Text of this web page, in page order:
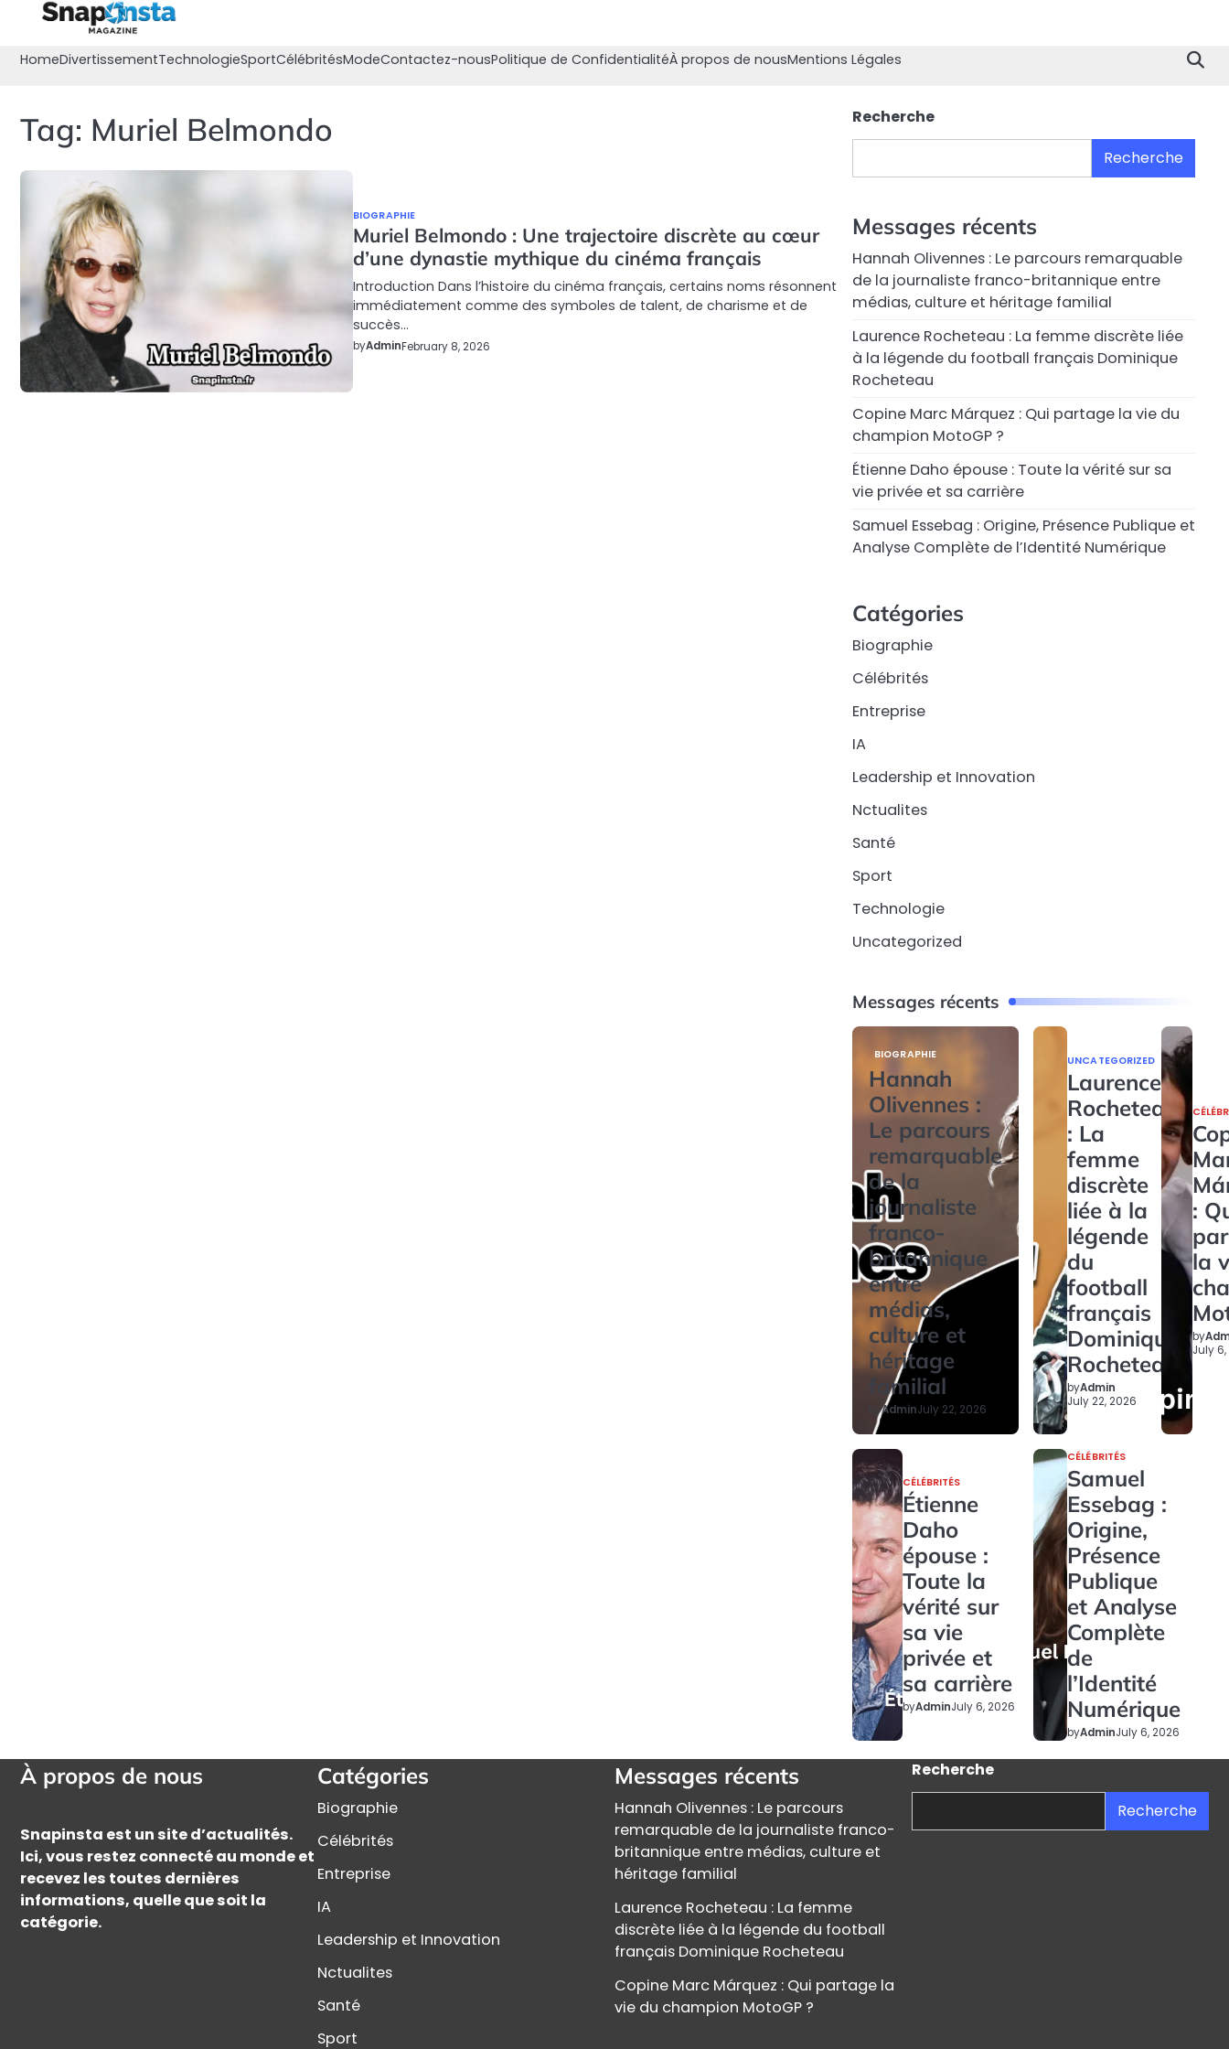
content
HomeDivertissementTechnologieSportCélébritésModeContactez-nousPolitique de ConfidentialitéÀ propos de nousMentions Légales
Tag: Muriel Belmondo
BIOGRAPHIE
Muriel Belmondo : Une trajectoire discrète au cœur
d’une dynastie mythique du cinéma français
Introduction Dans l’histoire du cinéma français, certains noms résonnent
immédiatement comme des symboles de talent, de charisme et de
succès…
byAdminFebruary 8, 2026
Recherche
Recherche
Messages récents
Hannah Olivennes : Le parcours remarquable
de la journaliste franco-britannique entre
médias, culture et héritage familial
Laurence Rocheteau : La femme discrète liée
à la légende du football français Dominique
Rocheteau
Copine Marc Márquez : Qui partage la vie du
champion MotoGP ?
Étienne Daho épouse : Toute la vérité sur sa
vie privée et sa carrière
Samuel Essebag : Origine, Présence Publique et
Analyse Complète de l’Identité Numérique
Catégories
Biographie
Célébrités
Entreprise
IA
Leadership et Innovation
Nctualites
Santé
Sport
Technologie
Uncategorized
Messages récents
BIOGRAPHIE
Hannah
Olivennes :
Le parcours
remarquable
de la
journaliste
franco-
britannique
entre
médias,
culture et
héritage
familial
byAdminJuly 22, 2026
UNCATEGORIZED
Laurence
Rocheteau
: La
femme
discrète
liée à la
légende
du
football
français
Dominique
Rocheteau
byAdmin
July 22, 2026
:
la
by
July
CÉLÉBRITÉS
Étienne
Daho
épouse :
Toute la
vérité sur
sa vie
privée et
sa carrière
byAdminJuly 6, 2026
CÉLÉBRITÉS
Samuel
Essebag :
Origine,
Présence
Publique
et Analyse
Complète
de
l’Identité
Numérique
byAdminJuly 6, 2026
À propos de nous
Snapinsta est un site d’actualités.
Ici, vous restez connecté au monde et
recevez les toutes dernières
informations, quelle que soit la
catégorie.
Catégories
Biographie
Célébrités
Entreprise
IA
Leadership et Innovation
Nctualites
Santé
Sport
Messages récents
Hannah Olivennes : Le parcours
remarquable de la journaliste franco-
britannique entre médias, culture et
héritage familial
Laurence Rocheteau : La femme
discrète liée à la légende du football
français Dominique Rocheteau
Copine Marc Márquez : Qui partage la
vie du champion MotoGP ?
Recherche
Recherche